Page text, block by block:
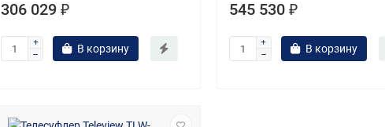
306 029 ₽
В корзину
545 530 ₽
В корзину